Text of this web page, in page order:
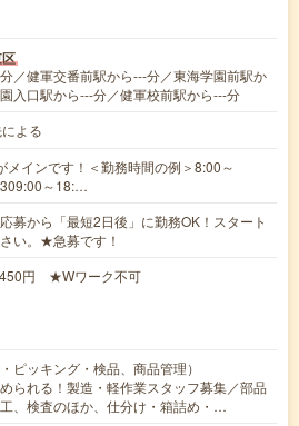
／健軍交番前駅から---分／東海学園前駅か
入口駅から---分／健軍校前駅から---分
よる
メインです！＜勤務時間の例＞8:00～
～18:…
から「最短2日後」に勤務OK！スタート
い。★急募です！
円 ★Wワーク不可
ピッキング・検品、商品管理）
られる！製造・軽作業スタッフ募集／部品
、検査のほか、仕分け・箱詰め・…